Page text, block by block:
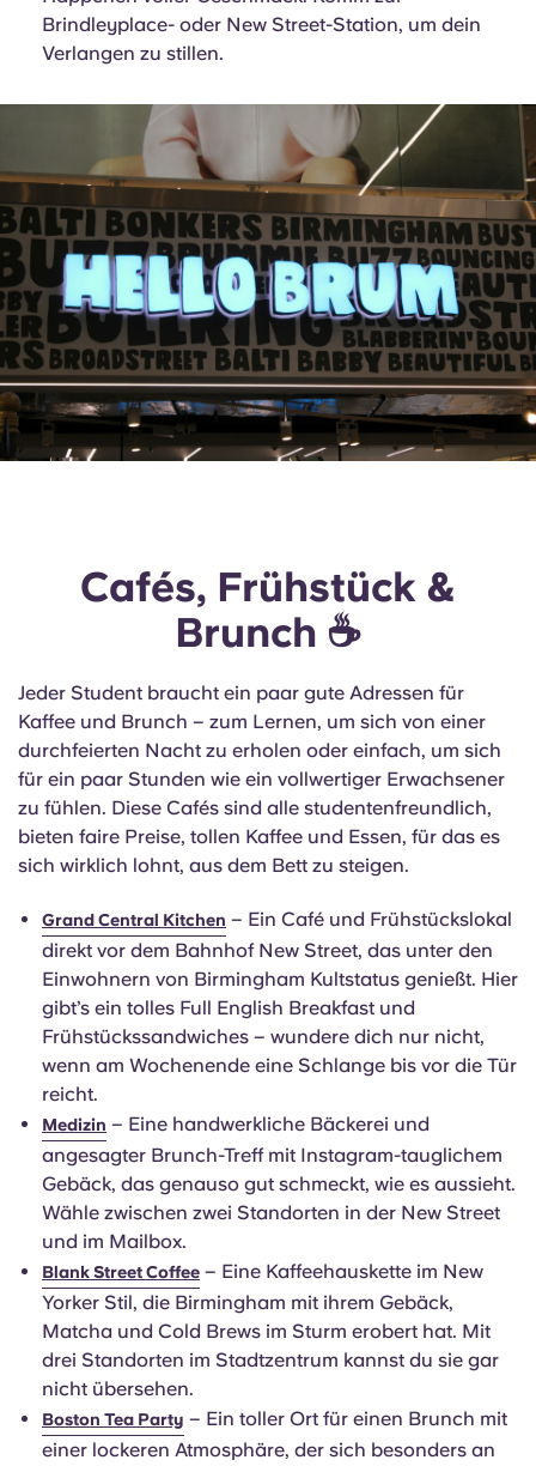
Brindleyplace- oder New Street-Station, um dein
Verlangen zu stillen.
Cafés, Frühstück &
Brunch ☕
Jeder Student braucht ein paar gute Adressen für
Kaffee und Brunch – zum Lernen, um sich von einer
durchfeierten Nacht zu erholen oder einfach, um sich
für ein paar Stunden wie ein vollwertiger Erwachsener
zu fühlen. Diese Cafés sind alle studentenfreundlich,
bieten faire Preise, tollen Kaffee und Essen, für das es
sich wirklich lohnt, aus dem Bett zu steigen.
Grand Central Kitchen – Ein Café und Frühstückslokal
direkt vor dem Bahnhof New Street, das unter den
Einwohnern von Birmingham Kultstatus genießt. Hier
gibt’s ein tolles Full English Breakfast und
Frühstückssandwiches – wundere dich nur nicht,
wenn am Wochenende eine Schlange bis vor die Tür
reicht.
Medizin – Eine handwerkliche Bäckerei und
angesagter Brunch-Treff mit Instagram-tauglichem
Gebäck, das genauso gut schmeckt, wie es aussieht.
Wähle zwischen zwei Standorten in der New Street
und im Mailbox.
Blank Street Coffee – Eine Kaffeehauskette im New
Yorker Stil, die Birmingham mit ihrem Gebäck,
Matcha und Cold Brews im Sturm erobert hat. Mit
drei Standorten im Stadtzentrum kannst du sie gar
nicht übersehen.
Boston Tea Party – Ein toller Ort für einen Brunch mit
einer lockeren Atmosphäre, der sich besonders an